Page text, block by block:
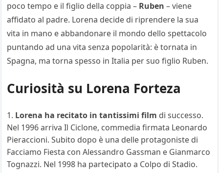
poco tempo e il figlio della coppia – Ruben – viene
affidato al padre. Lorena decide di riprendere la sua
vita in mano e abbandonare il mondo dello spettacolo
puntando ad una vita senza popolarità: è tornata in
Spagna, ma torna spesso in Italia per suo figlio Ruben.
Curiosità su Lorena Forteza
Lorena ha recitato in tantissimi film di successo.
Nel 1996 arriva Il Ciclone, commedia firmata Leonardo
Pieraccioni. Subito dopo è una delle protagoniste di
Facciamo Fiesta con Alessandro Gassman e Gianmarco
Tognazzi. Nel 1998 ha partecipato a Colpo di Stadio.